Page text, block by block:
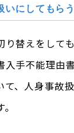
いにしてもらう
り替えをして
入手不能理由
て、人身事故